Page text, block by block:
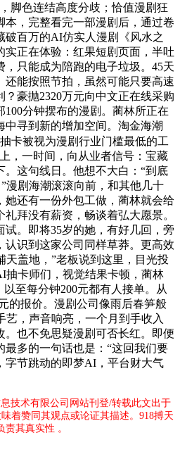
脚色连结高度分歧；恰值漫剧狂
本，完整看完一部漫剧后，通过卷
破百万的AI仿实人漫剧《风水之
实正在体验：红果短剧页面，半吐
只能成为陪跑的电子垃圾。45天
还能按照节拍，虽然可能只要高速
豪抛2320万元向中文正在线采购
分钟摆布的漫剧。蔺林所正在
中寻到新的增加空间。淘金海潮
卡被视为漫剧行业门槛最低的工
，一时间，向从业者信号：宝藏
这句线日。他想不大白：“到底
漫剧海潮滚滚向前，和其他几十
她还有一份外包工做，蔺林就会给
拜没有薪资，畅谈着弘大愿景。
试。即将35岁的她，有好几回，旁
认识到这家公司同样草莽。更高效
天盖地，”老板说到这里，目光投
抽卡师们，视觉结果卡顿，蔺林
至每分钟200元都有人接单。从
的报价。漫剧公司像雨后春笋般
，声音响亮，一个月到手收入
。也不免思疑漫剧可否长红。即便
最多的一句话也是：“这回我们要
字节跳动的即梦AI，平台财大气
技术有限公司网站刊登/转载此文出于
着赞同其观点或论证其描述。918搏天
其真实性 。